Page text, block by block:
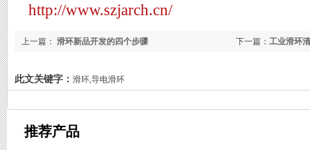
http://www.szjarch.cn/
下一篇： 工业滑环
上一篇： 滑环新品开发的四个步骤
此文关键字： 滑环,导电滑环
推荐产品